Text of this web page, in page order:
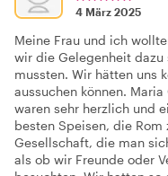
4 März 2025
Meine Frau und ich
wir die Gelegenheit dazu
mussten. Wir hätten uns
aussuchen können.
waren sehr herzlich und
besten Speisen, die
Gesellschaft, die man
als ob wir Freunde oder